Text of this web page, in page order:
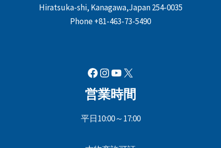
Hiratsuka-shi, Kanagawa,Japan 254-0035
Phone +81-463-73-5490
Facebook
Instagram
YouTube
X
営業時間
平日10:00～17:00